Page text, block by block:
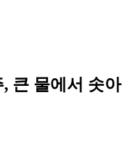
큰 물에서 솟아